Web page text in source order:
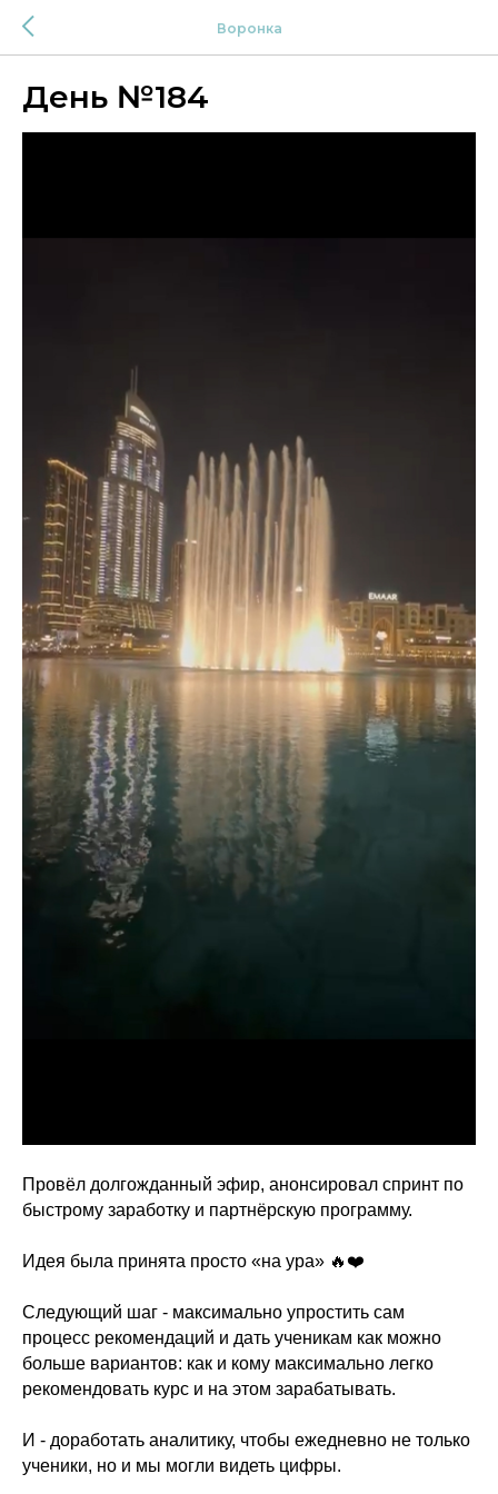
Воронка
День №184
Провёл долгожданный эфир, анонсировал спринт по
быстрому заработку и партнёрскую программу.
Идея была принята просто «на ура» 🔥❤️
Следующий шаг - максимально упростить сам
процесс рекомендаций и дать ученикам как можно
больше вариантов: как и кому максимально легко
рекомендовать курс и на этом зарабатывать.
И - доработать аналитику, чтобы ежедневно не только
ученики, но и мы могли видеть цифры.